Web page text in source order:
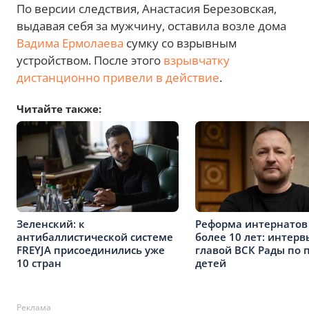
По версии следствия, Анастасия Березовская,
выдавая себя за мужчину, оставила возле дома
Вадима Ермолаева сумку со взрывным
устройством. После этого взрывчатку
дистанционно привели в действие.
Читайте также:
Зеленский: к
антибаллистической системе
FREYJA присоединились уже
10 стран
Реформа интернатов
более 10 лет:
главой ВСК Рады по
детей
Реклама